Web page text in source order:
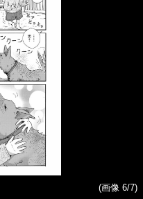
(画像 6/7)